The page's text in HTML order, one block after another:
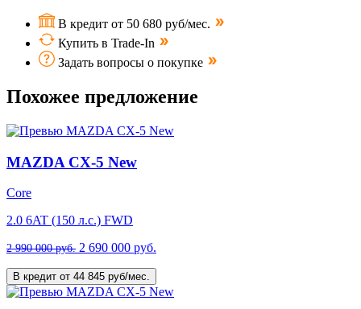
В кредит от 50 680 руб/мес.
Купить в Trade-In
Задать вопросы о покупке
Похожее предложение
MAZDA CX-5 New
Core
2.0 6AT (150 л.с.) FWD
2 990 000 руб. 2 690 000 руб.
В кредит от 44 845 руб/мес.